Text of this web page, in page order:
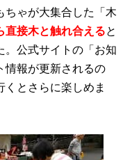
ちゃが大集合した「木
直接木と触れ合えると
。公式サイトの「お知
情報が更新されるの
とさらに楽しめま